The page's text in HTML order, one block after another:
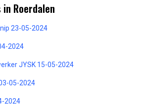
Roerdalen
23-05-2024
2024
JYSK 15-05-2024
05-2024
2024